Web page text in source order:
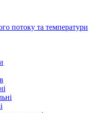
потоку та температури